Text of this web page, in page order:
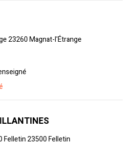
23260 Magnat-l'Étrange
Felletin 23500 Felletin